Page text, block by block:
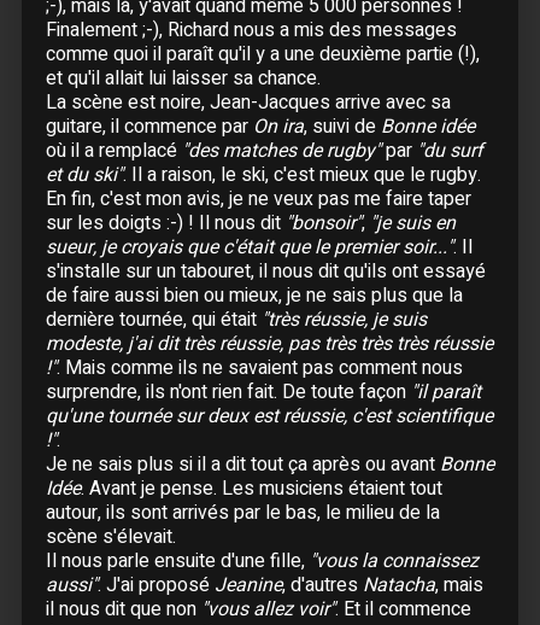
03 Décembre :Châlon-sur-Saône
04 Décembre : Grenoble- Summum
06 Décembre : Montpellier
07 Décembre : Marseille
08 Décembre :Marseille
09 Décembre :Montpellier
10 Décembre : Toulon - Zénith Oméga
12 Décembre :Le Mans
13 Décembre :Caen
14 Décembre :Caen
15 Décembre : Rennes - Liberté
17 Décembre :Angers
18 Décembre : Angers
19 Décembre :Le Mans
1999
Janvier
;-), mais là, y'avait quand même 5 000 personnes !
Finalement ;-), Richard nous a mis des messages
comme quoi il paraît qu'il y a une deuxième partie (!),
et qu'il allait lui laisser sa chance.
La scène est noire, Jean-Jacques arrive avec sa
guitare, il commence par On ira, suivi de Bonne idée
où il a remplacé "des matches de rugby"par "du surf
et du ski". Il a raison, le ski, c'est mieux que le rugby.
En fin, c'est mon avis, je ne veux pas me faire taper
sur les doigts :-) ! Il nous dit "bonsoir", "je suis en
sueur, je croyais que c'était que le premier soir...". Il
s'installe sur un tabouret, il nous dit qu'ils ont essayé
de faire aussi bien ou mieux, je ne sais plus que la
dernière tournée, qui était "très réussie, je suis
modeste, j'ai dit très réussie, pas très très très réussie
!". Mais comme ils ne savaient pas comment nous
surprendre, ils n'ont rien fait. De toute façon "il paraît
qu'une tournée sur deux est réussie, c'est scientifique
!".
Je ne sais plus si il a dit tout ça après ou avant Bonne
Idée. Avant je pense. Les musiciens étaient tout
autour, ils sont arrivés par le bas, le milieu de la
scène s'élevait.
Il nous parle ensuite d'une fille, "vous la connaissez
aussi". J'ai proposé Jeanine, d'autres Natacha, mais
il nous dit que non "vous allez voir". Et il commence